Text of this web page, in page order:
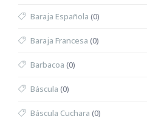
Baraja Española (0)
Baraja Francesa (0)
Barbacoa (0)
Báscula (0)
Báscula Cuchara (0)